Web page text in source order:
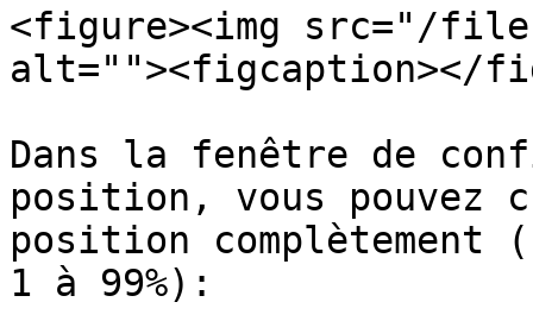
<figure><img src="/files/
alt=""><figcaption></
Dans la fenêtre de
position, vous pouvez
position complètement
1 à 99%):